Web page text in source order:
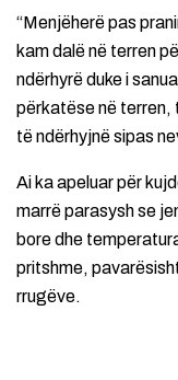
“Menjëherë pas
kam dalë në terren
ndërhyrë duke i
përkatëse në terren,
të ndërhyjnë sipas
Ai ka apeluar për
marrë parasysh se
bore dhe
pritshme,
rrugëve.